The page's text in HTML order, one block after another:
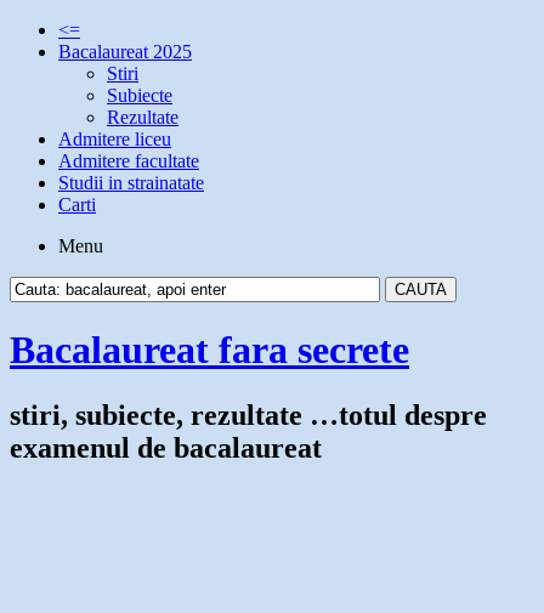
<=
Bacalaureat 2025
Stiri
Subiecte
Rezultate
Admitere liceu
Admitere facultate
Studii in strainatate
Carti
Menu
Bacalaureat fara secrete
stiri, subiecte, rezultate …totul despre
examenul de bacalaureat